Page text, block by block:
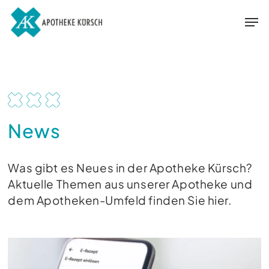
Skip
to
News
Was gibt es Neues in der Apotheke Kürsch?
Aktuelle Themen aus unserer Apotheke und
dem Apotheken-Umfeld finden Sie hier.